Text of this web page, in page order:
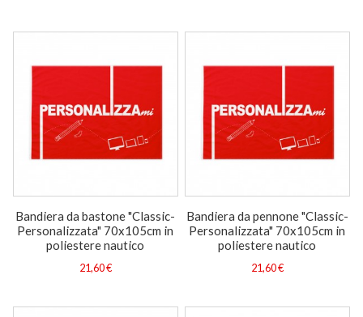
Bandiera da bastone "Classic-
Personalizzata" 70x105cm in
poliestere nautico
21,60 €
Bandiera da pennone "Classic-
Personalizzata" 70x105cm in
poliestere nautico
21,60 €